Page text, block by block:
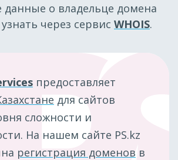
данные о владельце домена
через сервис WHOIS.
предоставляет
для сайтов
сложности и
На нашем сайте PS.kz
регистрация доменов в